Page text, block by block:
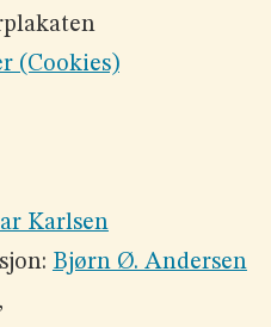
(Cookies)
Karlsen
Bjørn Ø. Andersen